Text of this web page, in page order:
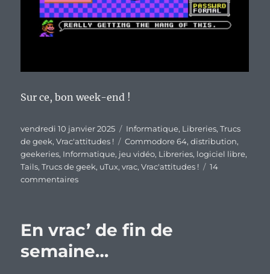
Sur ce, bon week-end !
Publié
le
vendredi 10 janvier 2025 Catégories
Informatique, Libreries,Trucs
de geek,Vrac'attitudes ! Étiquettes
Commodore 64,distribution,
geekeries, Informatique, jeu vidéo, Libreries, logiciel libre,
Tails,Trucs de geek, uTux,vrac,Vrac'attitudes !
14
commentairessur
fin
semaine…
En vrac’ de fin de
semaine…